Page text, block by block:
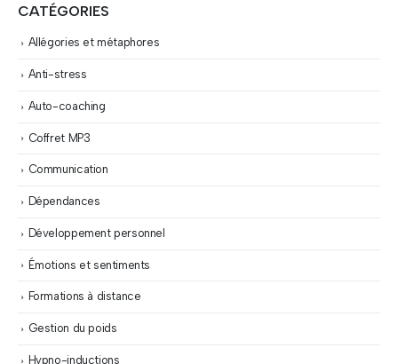
CATÉGORIES
Allégories et métaphores
Anti-stress
Auto-coaching
Coffret MP3
Communication
Dépendances
Développement personnel
Émotions et sentiments
Formations à distance
Gestion du poids
Hypno-inductions